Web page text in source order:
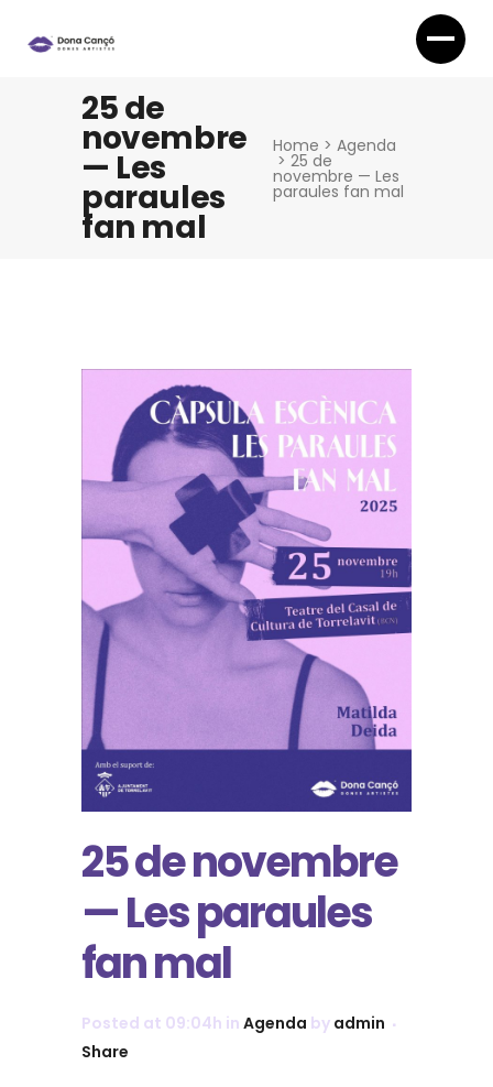
25 de
novembre
— Les
paraules
fan mal
Home >Agenda
>25 de
novembre — Les
paraules fan mal
25 de novembre
— Les paraules
fan mal
Posted at 09:04h in Agenda by admin
Share